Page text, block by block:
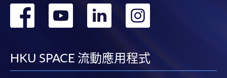
往報名中心或以郵遞方式遞交。
​學院為學歷頒授課程特設「註冊及學費通知」，適
轉
facebook
轉
youtube
轉
linkedin
轉
HKU SPACE 流動應用程式